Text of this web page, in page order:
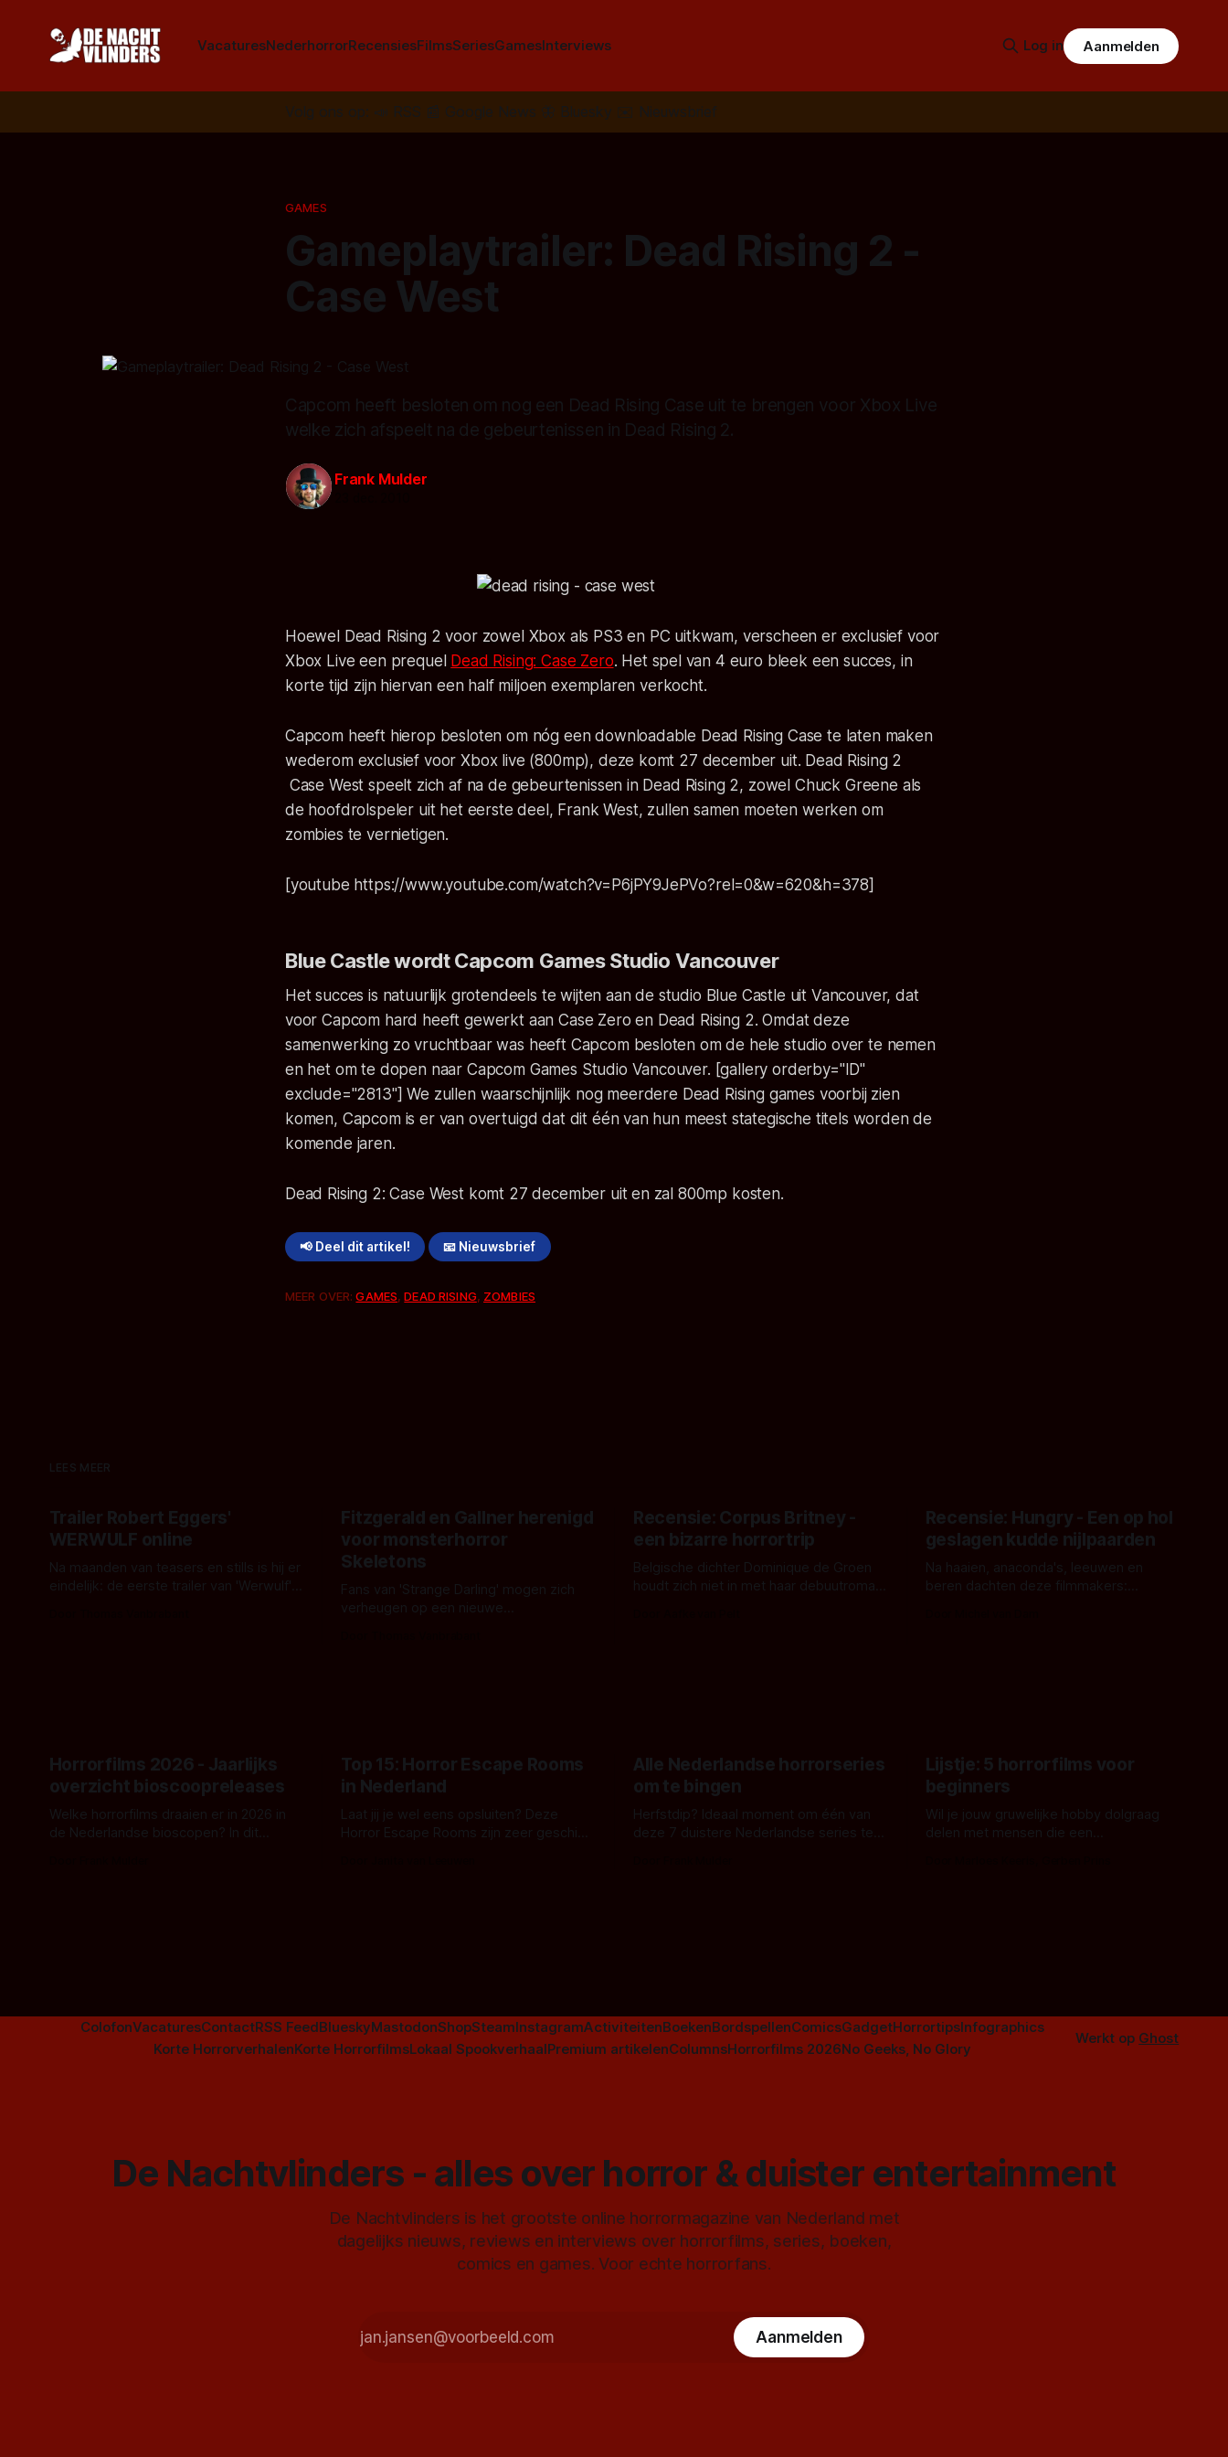
VacaturesNederhorrorRecensiesFilmsSeriesGamesInterviews Log in Aanmelden
Volg ons op: 📣 RSS 📰 Google News 🦋 Bluesky ✉️ Nieuwsbrief
GAMES
Gameplaytrailer: Dead Rising 2 -
Case West
Capcom heeft besloten om nog een Dead Rising Case uit te brengen voor Xbox Live
welke zich afspeelt na de gebeurtenissen in Dead Rising 2.
Frank Mulder
Hoewel Dead Rising 2 voor zowel Xbox als PS3 en PC uitkwam, verscheen er exclusief voor
Xbox Live een prequel Dead Rising: Case Zero. Het spel van 4 euro bleek een succes, in
korte tijd zijn hiervan een half miljoen exemplaren verkocht.
Capcom heeft hierop besloten om nóg een downloadable Dead Rising Case te laten maken
wederom exclusief voor Xbox live (800mp), deze komt 27 december uit. Dead Rising 2
Case West speelt zich af na de gebeurtenissen in Dead Rising 2, zowel Chuck Greene als
de hoofdrolspeler uit het eerste deel, Frank West, zullen samen moeten werken om
zombies te vernietigen.
[youtube https://www.youtube.com/watch?v=P6jPY9JePVo?rel=0&w=620&h=378]
Blue Castle wordt Capcom Games Studio Vancouver
Het succes is natuurlijk grotendeels te wijten aan de studio Blue Castle uit Vancouver, dat
voor Capcom hard heeft gewerkt aan Case Zero en Dead Rising 2. Omdat deze
samenwerking zo vruchtbaar was heeft Capcom besloten om de hele studio over te nemen
en het om te dopen naar Capcom Games Studio Vancouver. [gallery orderby="ID"
exclude="2813"] We zullen waarschijnlijk nog meerdere Dead Rising games voorbij zien
komen, Capcom is er van overtuigd dat dit één van hun meest stategische titels worden de
komende jaren.
Dead Rising 2: Case West komt 27 december uit en zal 800mp kosten.
📢 Deel dit artikel! 📧 Nieuwsbrief
MEER OVER:GAMES,DEAD RISING, ZOMBIES
LEES MEER
Trailer Robert Eggers'
WERWULF online
Na maanden van teasers en stills is hij er
eindelijk: de eerste trailer van 'Werwulf'.
Fitzgerald en Gallner herenigd
voor monsterhorror
Skeletons
Fans van 'Strange Darling' mogen zich
verheugen op een nieuwe
Recensie: Corpus Britney -
een bizarre horrortrip
Belgische dichter Dominique de Groen
houdt zich niet in met haar debuutroman.
Recensie: Hungry - Een op hol
geslagen kudde nijlpaarden
Na haaien, anaconda's, leeuwen en
beren dachten deze filmmakers:
Horrorfilms 2026 - Jaarlijks
overzicht bioscoopreleases
Welke horrorfilms draaien er in 2026 in
de Nederlandse bioscopen? In dit
Top 15: Horror Escape Rooms
in Nederland
Laat jij je wel eens opsluiten? Deze
Horror Escape Rooms zijn zeer geschikt
Alle Nederlandse horrorseries
om te bingen
Herfstdip? Ideaal moment om één van
deze 7 duistere Nederlandse series te
Lijstje: 5 horrorfilms voor
beginners
Wil je jouw gruwelijke hobby dolgraag
delen met mensen die een
ColofonVacaturesContactRSS FeedBlueskyMastodonShopSteamInstagramActiviteitenBoekenBordspellenComicsGadgetHorrortipsInfographics
Korte HorrorverhalenKorte HorrorfilmsLokaal SpookverhaalPremium artikelenColumnsHorrorfilms 2026No Geeks, No Glory
Werkt op Ghost
De Nachtvlinders - alles over horror & duister entertainment
De Nachtvlinders is het grootste online horrormagazine van Nederland met
dagelijks nieuws, reviews en interviews over horrorfilms, series, boeken,
comics en games. Voor echte horrorfans.
Aanmelden